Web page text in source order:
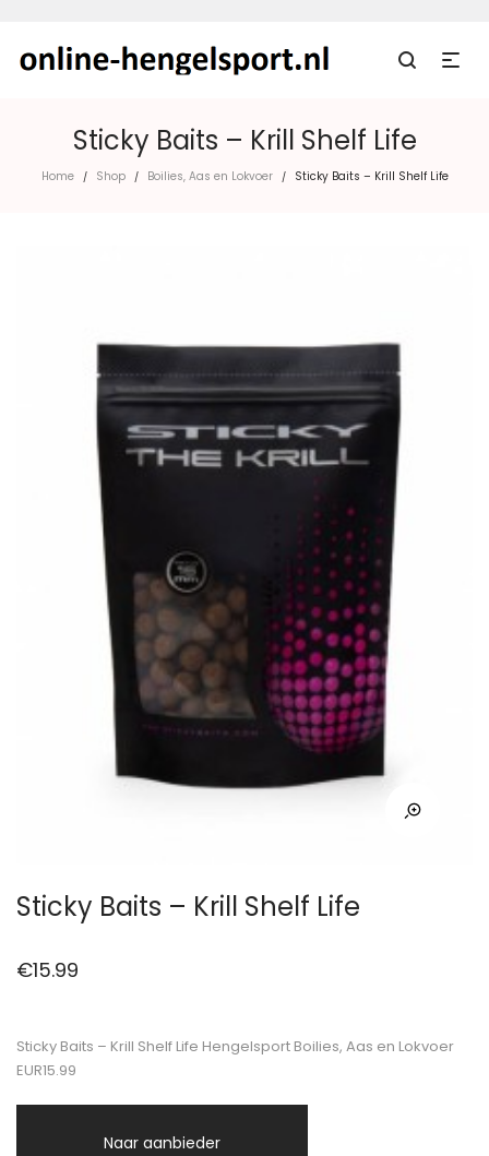
Sticky Baits – Krill Shelf Life
Home / Shop / Boilies, Aas en Lokvoer / Sticky Baits – Krill Shelf Life
Sticky Baits – Krill Shelf Life
€15.99
Sticky Baits – Krill Shelf Life Hengelsport Boilies, Aas en Lokvoer
EUR15.99
Naar aanbieder